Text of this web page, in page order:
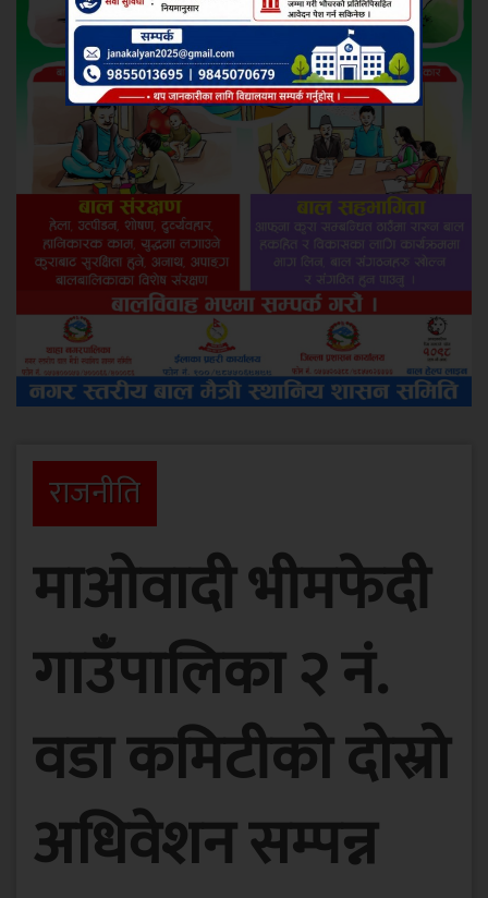
राजनीति
माओवादी भीमफेदी
गाउँपालिका २ नं.
वडा कमिटीको दोस्रो
अधिवेशन सम्पन्न